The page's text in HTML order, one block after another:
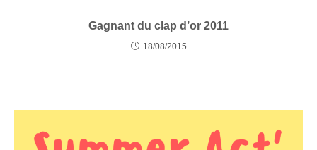
Gagnant du clap d’or 2011
18/08/2015